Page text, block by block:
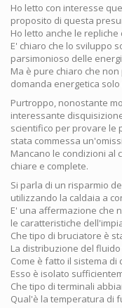
Ho letto con interesse
proposito di questa
Ho letto anche le
E' chiaro che lo sviluppo
parsimonioso delle
Ma è pure chiaro che
domanda energetica
Purtroppo, nonostante
interessante
scientifico per provare le
stata commessa
Mancano le condizioni al
chiare e complete.
Si parla di un risparmio
utilizzando la caldaia a
E' una affermazione che
le caratteristiche
Che tipo di bruciatore è
La distribuzione del
Come è fatto il sistema
Esso è isolato
Che tipo di terminali
Qual'è la temperatura di